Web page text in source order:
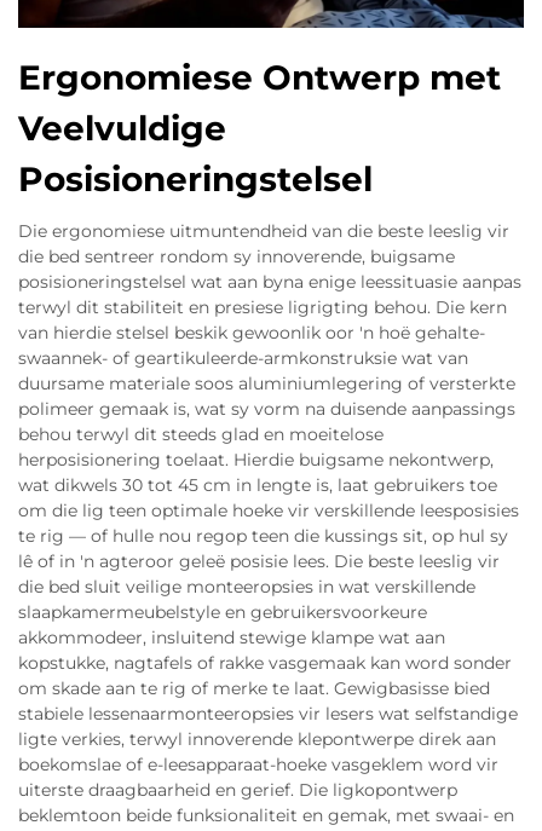
Ergonomiese Ontwerp met
Veelvuldige
Posisioneringstelsel
Die ergonomiese uitmuntendheid van die beste leeslig vir
die bed sentreer rondom sy innoverende, buigsame
posisioneringstelsel wat aan byna enige leessituasie aanpas
terwyl dit stabiliteit en presiese ligrigting behou. Die kern
van hierdie stelsel beskik gewoonlik oor 'n hoë gehalte-
swaannek- of geartikuleerde-armkonstruksie wat van
duursame materiale soos aluminiumlegering of versterkte
polimeer gemaak is, wat sy vorm na duisende aanpassings
behou terwyl dit steeds glad en moeitelose
herposisionering toelaat. Hierdie buigsame nekontwerp,
wat dikwels 30 tot 45 cm in lengte is, laat gebruikers toe
om die lig teen optimale hoeke vir verskillende leesposisies
te rig — of hulle nou regop teen die kussings sit, op hul sy
lê of in 'n agteroor geleë posisie lees. Die beste leeslig vir
die bed sluit veilige monteeropsies in wat verskillende
slaapkamermeubelstyle en gebruikersvoorkeure
akkommodeer, insluitend stewige klampe wat aan
kopstukke, nagtafels of rakke vasgemaak kan word sonder
om skade aan te rig of merke te laat. Gewigbasisse bied
stabiele lessenaarmonteeropsies vir lesers wat selfstandige
ligte verkies, terwyl innoverende klepontwerpe direk aan
boekomslae of e-leesapparaat-hoeke vasgeklem word vir
uiterste draagbaarheid en gerief. Die ligkopontwerp
beklemtoon beide funksionaliteit en gemak, met swaai- en